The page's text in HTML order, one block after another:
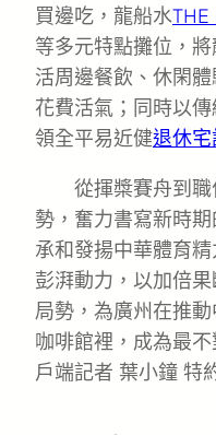
買邊吃，龍船水THE
等多元特點攤位，
活周邊餐飲、休閑
花費活氣；同時以
領全平易近健退休
從揮槳賽舟到職
勢，奮力書寫新時期
承和發揚中華體育
彭湃動力，以加倍
局勢，為廣州在推
咖啡館裡，成為最不
戶端記者 葉小鐘 特